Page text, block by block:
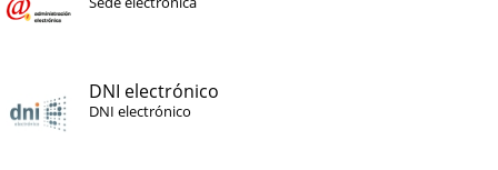
DNI electrónico
DNI electrónico